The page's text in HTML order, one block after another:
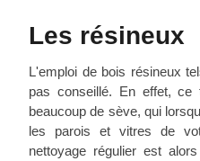
Les résineux
L'emploi de bois résineux
pas conseillé. En effet, ce
beaucoup de sève, qui
les parois et vitres de
nettoyage régulier est